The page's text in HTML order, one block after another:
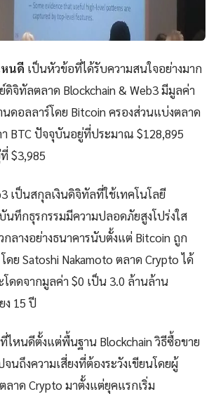
นดี เป็นหัวข้อที่ได้รับความสนใจอย่างมาก
จิทัลตลาด Blockchain & Web3 มีมูลค่า
นดอลลาร์โดย Bitcoin ครองส่วนแบ่งตลาด
BTC ปัจจุบันอยู่ที่ประมาณ $128,895
$3,985
เป็นสกุลเงินดิจิทัลที่ใช้เทคโนโลยี
นทึกธุรกรรมมีความปลอดภัยสูงโปร่งใส
ลางอย่างธนาคารนับตั้งแต่ Bitcoin ถูก
ดย Satoshi Nakamoto ตลาด Crypto ได้
โดดจากมูลค่า $0 เป็น 3.0 ล้านล้าน
ง 15 ปี
ไหนดีตั้งแต่พื้นฐาน Blockchain วิธีซื้อขาย
นถึงความเสี่ยงที่ต้องระวังเขียนโดยผู้
าด Crypto มาตั้งแต่ยุคแรกเริ่ม